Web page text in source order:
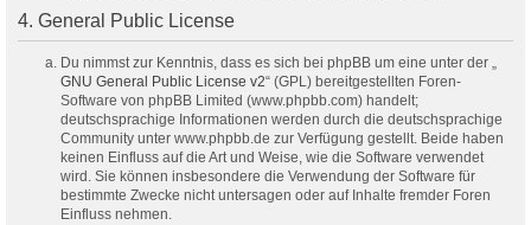
4. General Public License
Du nimmst zur Kenntnis, dass es sich bei phpBB um eine unter der „
GNU General Public License v2“ (GPL) bereitgestellten Foren-
Software von phpBB Limited (www.phpbb.com) handelt;
deutschsprachige Informationen werden durch die deutschsprachige
Community unter www.phpbb.de zur Verfügung gestellt. Beide haben
keinen Einfluss auf die Art und Weise, wie die Software verwendet
wird. Sie können insbesondere die Verwendung der Software für
bestimmte Zwecke nicht untersagen oder auf Inhalte fremder Foren
Einfluss nehmen.